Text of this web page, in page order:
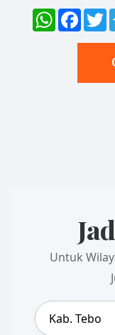
WhatsApp
Untuk